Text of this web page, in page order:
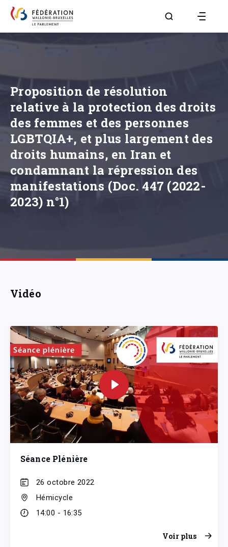
Aller à la page
Proposition de résolution
relative à la protection des droits
des femmes et des personnes
LGBTQIA+, et plus largement des
droits humains, en Iran et
condamnant la répression des
manifestations (Doc. 447 (2022-
2023) n°1)
Vidéo
Séance Plénière
26 octobre 2022
Hémicycle
14:00 - 16:35
Voir plus